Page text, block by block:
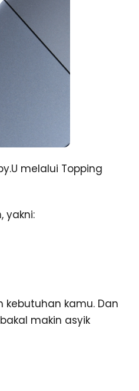
melalui Topping
yakni:
kebutuhan kamu. Dan
makin asyik